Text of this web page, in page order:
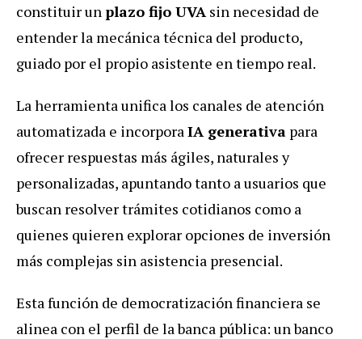
constituir unplazo fijo UVA sin necesidad de
entender la mecánica técnica del producto,
guiado por el propio asistente en tiempo real.
La herramienta unifica los canales de atención
automatizada e incorporaIA generativa para
ofrecer respuestas más ágiles, naturales y
personalizadas, apuntando tanto a usuarios que
buscan resolver trámites cotidianos como a
quienes quieren explorar opciones de inversión
más complejas sin asistencia presencial.
Esta función de democratización financiera se
alinea con el perfil de la banca pública: un banco